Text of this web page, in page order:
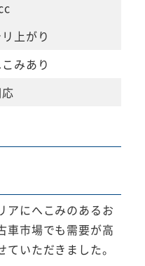
上がり
みあり
アにへこみのあるお
車市場でも需要が高
いただきました。